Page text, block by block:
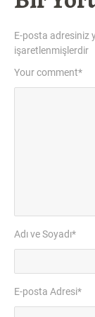
E-posta adresiniz
işaretlenmişlerdir
Your comment*
Adı ve Soyadı*
E-posta Adresi*